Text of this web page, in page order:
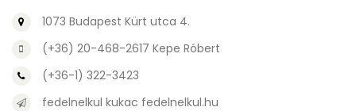
1073 Budapest Kürt utca 4.
(+36) 20-468-2617 Kepe Róbert
(+36-1) 322-3423
fedelnelkul kukac fedelnelkul.hu